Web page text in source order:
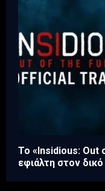
Το «Insidious: Out
εφιάλτη στον